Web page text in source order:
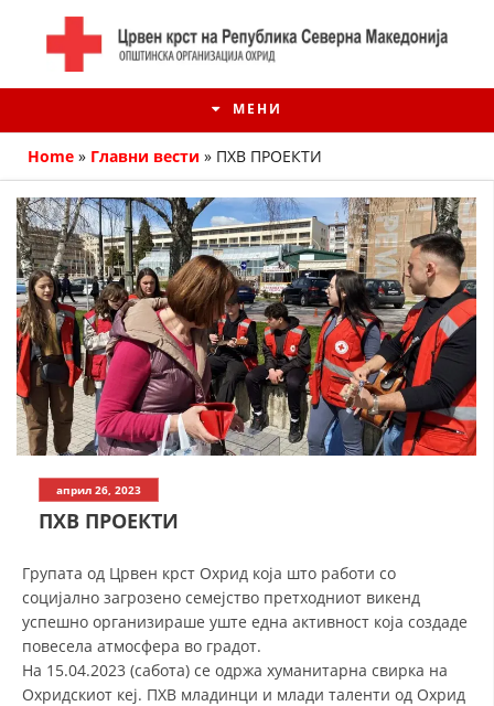
МЕНИ
ИСТОРИЈАТ НА ЦКРМ
ИСТОРИЈАТ НА ДВИЖЕЊЕТО
СТРУКТУРА НА ОРГАНИЗАЦИЈАТА
ЧЛЕНСТВО ВО ПРОФЕСИОНАЛНИ ТЕЛА
ЗАКОН ЗА ЦКРМ
Home » Главни вести » ПХВ ПРОЕКТИ
април 26, 2023
ПХВ ПРОЕКТИ
Групата од Црвен крст Охрид која што работи со
социјално загрозено семејство претходниот викенд
успешно организираше уште една активност која создаде
повесела атмосфера во градот.
На 15.04.2023 (сабота) се одржа хуманитарна свирка на
Охридскиот кеј. ПХВ младинци и млади таленти од Охрид